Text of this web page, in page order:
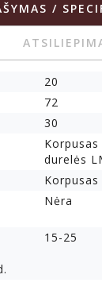
/
20
72
30
durelės
Nėra
15-25